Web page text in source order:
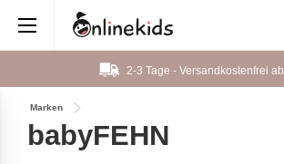
2-3 Tage - Versandkostenfrei ab
Marken
babyFEHN